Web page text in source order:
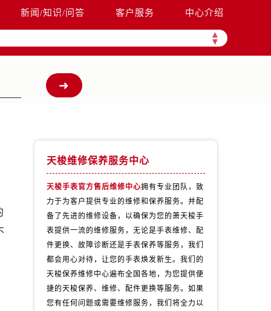
新闻/知识/问答 客户服务 中心介绍
▲
▼
天梭维修保养服务中心
天梭手表官方售后维修中心拥有专业团队，致
力于为客户提供专业的维修和保养服务。并配
备了先进的维修设备，以确保为您的萧天梭手
表提供一流的维修服务，无论是手表维修、配
件更换、故障诊断还是手表保养等服务，我们
都会用心对待，让您的手表焕发新生。我们的
天梭保养维修中心遍布全国各地，为您提供便
捷的天梭保养、维修、配件更换等服务。如果
您有任何问题或需要维修服务，我们将全力以